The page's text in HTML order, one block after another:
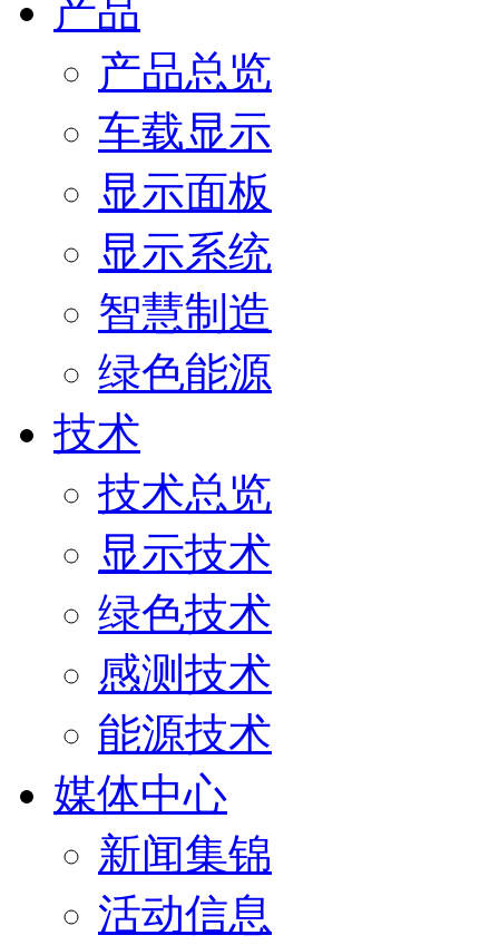
产品
产品总览
车载显示
显示面板
显示系统
智慧制造
绿色能源
技术
技术总览
显示技术
绿色技术
感测技术
能源技术
媒体中心
新闻集锦
活动信息